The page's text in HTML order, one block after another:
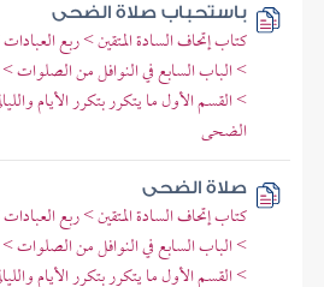
باستحباب صلاة الضحى
كتاب إتحاف السادة المتقين > ربع
> الباب السابع في النوافل من الصلوات >
> القسم الأول ما يتكرر بتكرر الأيام
الضحى
صلاة الضحى
كتاب إتحاف السادة المتقين > ربع
> الباب السابع في النوافل من الصلوات >
> القسم الأول ما يتكرر بتكرر الأيام